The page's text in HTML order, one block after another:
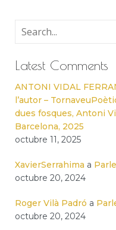
Latest Comments
ANTONI VIDAL
l’autor –
dues fosques, Antoni
Barcelona, 2025
octubre 11, 2025
XavierSerrahima a
octubre 20, 2024
Roger Vilà Padró a
octubre 20, 2024